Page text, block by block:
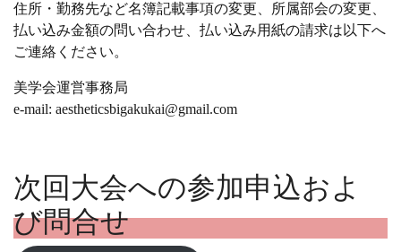
住所・勤務先など名簿記載事項の変更、所属部会の変更、
払い込み金額の問い合わせ、払い込み用紙の請求は以下へ
ご連絡ください。
美学会運営事務局
e-mail: aestheticsbigakukai@gmail.com
次回大会への参加申込およ
び問合せ